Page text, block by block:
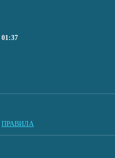
01:37
ПРАВИЛА